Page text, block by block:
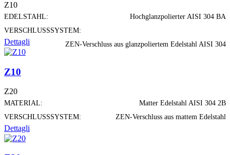
Z10
EDELSTAHL:
Hochglanzpolierter AISI 304 BA
VERSCHLUSSSYSTEM:
ZEN-Verschluss aus glanzpoliertem Edelstahl AISI 304
Dettagli
Z10
Z20
MATERIAL:
Matter Edelstahl AISI 304 2B
VERSCHLUSSSYSTEM:
ZEN-Verschluss aus mattem Edelstahl
Dettagli